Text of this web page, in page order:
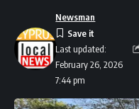
Last updated:
February 26, 2026
7:44 pm
Newsman